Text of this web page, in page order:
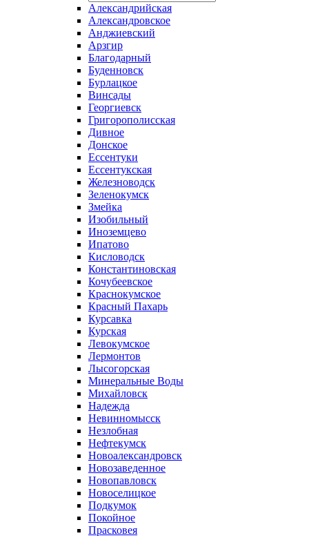
Александрийская
Александровское
Анджиевский
Арзгир
Благодарный
Буденновск
Бурлацкое
Винсады
Георгиевск
Григорополисская
Дивное
Донское
Ессентуки
Ессентукская
Железноводск
Зеленокумск
Змейка
Изобильный
Иноземцево
Ипатово
Кисловодск
Константиновская
Кочубеевское
Краснокумское
Красный Пахарь
Курсавка
Курская
Левокумское
Лермонтов
Лысогорская
Минеральные Воды
Михайловск
Надежда
Невинномысск
Незлобная
Нефтекумск
Новоалександровск
Новозаведенное
Новопавловск
Новоселицкое
Подкумок
Покойное
Прасковея